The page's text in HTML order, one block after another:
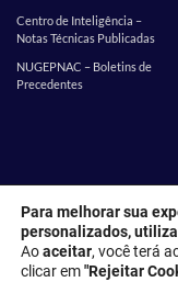
Centro de Inteligência –
Notas Técnicas Publicadas
NUGEPNAC – Boletins de
Precedentes
Estatística
EMES
Para melhorar sua
personalizados,
Aoaceitar, você terá
clicar em"Rejeitar